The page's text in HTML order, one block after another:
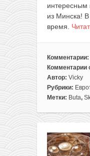
интересным
из Минска!
время.
Комментарии:
Комментарии
к
записи
России,
Украины,
Автор: Vicky
Рубрики:
Метки: Buta,